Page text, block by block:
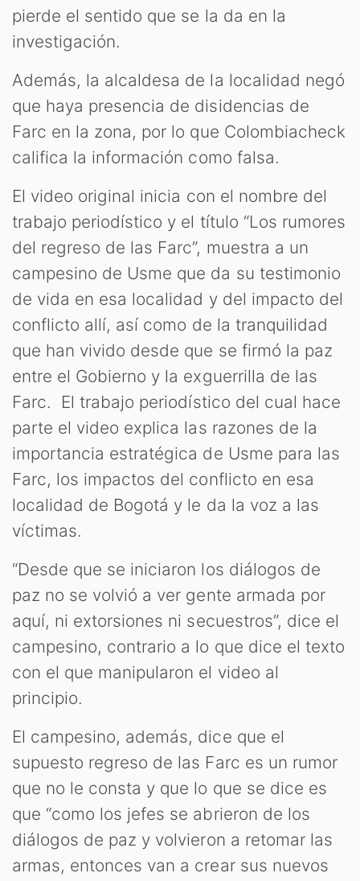
pierde el sentido que se la da en la
investigación.
Además, la alcaldesa de la localidad negó
que haya presencia de disidencias de
Farc en la zona, por lo que Colombiacheck
califica la información como falsa.
El video original inicia con el nombre del
trabajo periodístico y el título “Los rumores
del regreso de las Farc”, muestra a un
campesino de Usme que da su testimonio
de vida en esa localidad y del impacto del
conflicto allí, así como de la tranquilidad
que han vivido desde que se firmó la paz
entre el Gobierno y la exguerrilla de las
Farc. El trabajo periodístico del cual hace
parte el video explica las razones de la
importancia estratégica de Usme para las
Farc, los impactos del conflicto en esa
localidad de Bogotá y le da la voz a las
víctimas.
“Desde que se iniciaron los diálogos de
paz no se volvió a ver gente armada por
aquí, ni extorsiones ni secuestros”, dice el
campesino, contrario a lo que dice el texto
con el que manipularon el video al
principio.
El campesino, además, dice que el
supuesto regreso de las Farc es un rumor
que no le consta y que lo que se dice es
que “como los jefes se abrieron de los
diálogos de paz y volvieron a retomar las
armas, entonces van a crear sus nuevos